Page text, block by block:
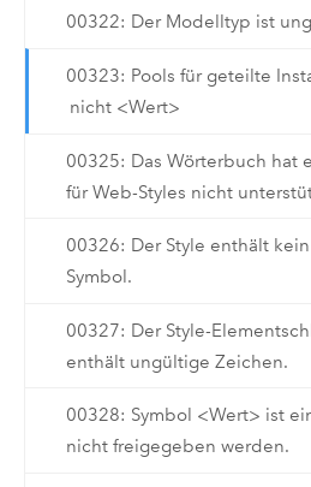
00322: Der Modelltyp ist
00323: Pools für geteilte
nicht <Wert>
00325: Das Wörterbuch hat
für Web-Styles nicht
00326: Der Style enthält
Symbol.
00327: Der Style-
enthält ungültige Zeichen.
00328: Symbol <Wert> ist
nicht freigegeben werden.